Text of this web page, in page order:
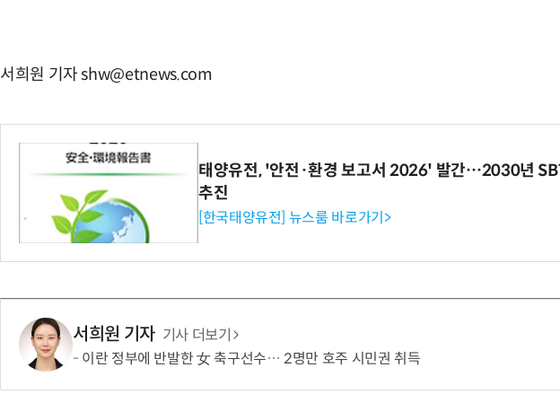
서희원 기자 shw@etnews.com
태양유전, '안전·환경 보고서 2026' 발간…2030년
추진
[한국태양유전] 뉴스룸 바로가기>
서희원 기자 기사 더보기
이란 정부에 반발한 女 축구선수… 2명만 호주 시민권 취득